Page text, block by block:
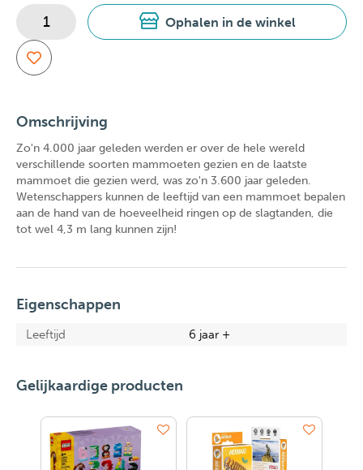
Ophalen in de winkel
Omschrijving
Zo'n 4.000 jaar geleden werden er over de hele wereld
verschillende soorten mammoeten gezien en de laatste
mammoet die gezien werd, was zo'n 3.600 jaar geleden.
Wetenschappers kunnen de leeftijd van een mammoet bepalen
aan de hand van de hoeveelheid ringen op de slagtanden, die
tot wel 4,3 m lang kunnen zijn!
Eigenschappen
Leeftijd 6 jaar +
Gelijkaardige producten